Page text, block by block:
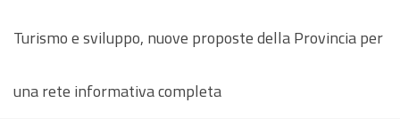
Turismo e sviluppo, nuove proposte della Provincia per
una rete informativa completa